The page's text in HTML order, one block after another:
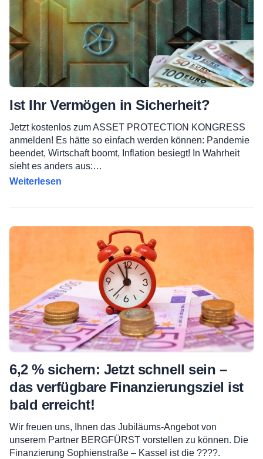
Ist Ihr Vermögen in Sicherheit?
Jetzt kostenlos zum ASSET PROTECTION KONGRESS
anmelden! Es hätte so einfach werden können: Pandemie
beendet, Wirtschaft boomt, Inflation besiegt! In Wahrheit
sieht es anders aus:…
Weiterlesen
6,2 % sichern: Jetzt schnell sein –
das verfügbare Finanzierungsziel ist
bald erreicht!
Wir freuen uns, Ihnen das Jubiläums-Angebot von
unserem Partner BERGFÜRST vorstellen zu können. Die
Finanzierung Sophienstraße – Kassel ist die ????.